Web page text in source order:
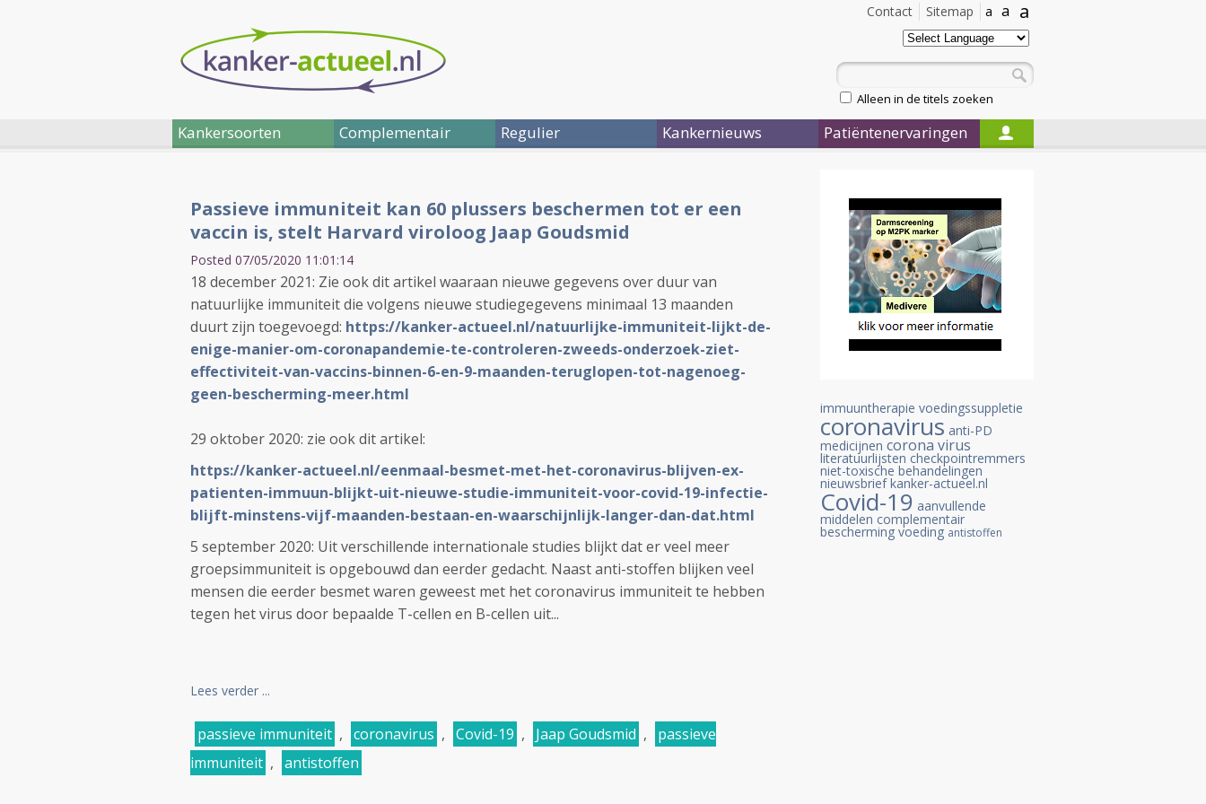
a
a
a
Sitemap
Contact
Alleen in de titels zoeken
Kankersoorten Complementair Regulier Kankernieuws Patiëntenervaringen
Passieve immuniteit kan 60 plussers beschermen tot er een
vaccin is, stelt Harvard viroloog Jaap Goudsmid
Posted 07/05/2020 11:01:14
18 december 2021: Zie ook dit artikel waaraan nieuwe gegevens over duur van
natuurlijke immuniteit die volgens nieuwe studiegegevens minimaal 13 maanden
duurt zijn toegevoegd: https://kanker-actueel.nl/natuurlijke-immuniteit-lijkt-de-
enige-manier-om-coronapandemie-te-controleren-zweeds-onderzoek-ziet-
effectiviteit-van-vaccins-binnen-6-en-9-maanden-teruglopen-tot-nagenoeg-
geen-bescherming-meer.html
29 oktober 2020: zie ook dit artikel:
https://kanker-actueel.nl/eenmaal-besmet-met-het-coronavirus-blijven-ex-
patienten-immuun-blijkt-uit-nieuwe-studie-immuniteit-voor-covid-19-infectie-
blijft-minstens-vijf-maanden-bestaan-en-waarschijnlijk-langer-dan-dat.html
5 september 2020: Uit verschillende internationale studies blijkt dat er veel meer
groepsimmuniteit is opgebouwd dan eerder gedacht. Naast anti-stoffen blijken veel
mensen die eerder besmet waren geweest met het coronavirus immuniteit te hebben
tegen het virus door bepaalde T-cellen en B-cellen uit...
Lees verder ...
passieve immuniteit , coronavirus , Covid-19 , Jaap Goudsmid ,
passieve
immuniteit , antistoffen
immuuntherapie voedingssuppletie
coronavirus anti-PD
medicijnen corona virus
literatuurlijsten checkpointremmers
niet-toxische behandelingen
nieuwsbrief kanker-actueel.nl
Covid-19 aanvullende
middelen complementair
bescherming voeding antistoffen